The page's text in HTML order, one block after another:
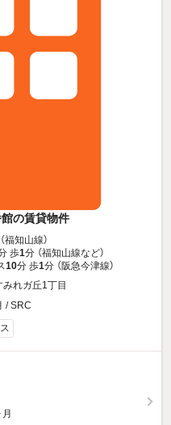
の賃貸物件
福知山線）
歩1分 （福知山線など）
10分 歩1分 （阪急今津線）
れガ丘1丁目
/ SRC